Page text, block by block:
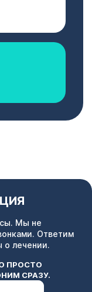
Мы не
Ответим
о лечении.
ПРОСТО
СРАЗУ.